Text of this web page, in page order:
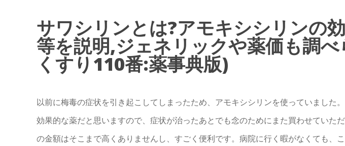
サワシリンとは?アモキシシリンの
等を説明,ジェネリックや薬価も調
くすり110番:薬事典版)
以前に梅毒の症状を引き起こしてしまったため、アモキシシリンを使っていました
効果的な薬だと思いますので、症状が治ったあとでも念のためにまた買わせていた
の金額はそこまで高くありませんし、すごく便利です。病院に行く暇がなくても、